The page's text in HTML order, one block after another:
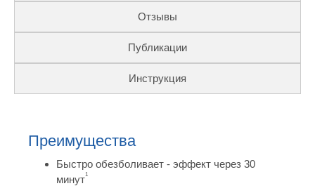
Отзывы
Публикации
Инструкция
Преимущества
Быстро обезболивает - эффект через 30
минут1